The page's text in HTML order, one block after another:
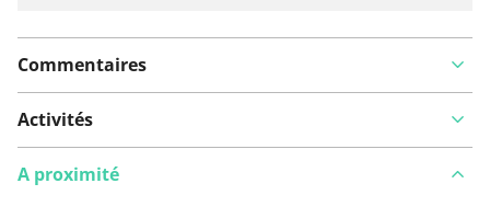
Commentaires
Activités
A proximité